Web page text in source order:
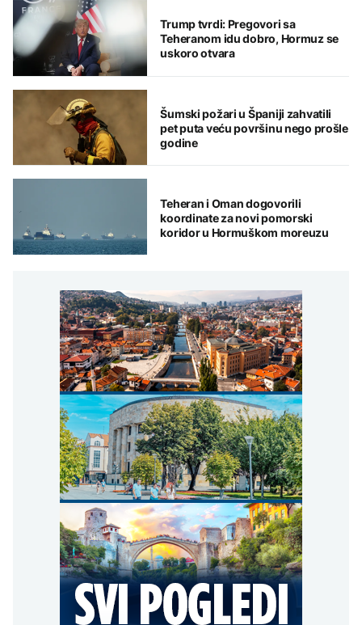
Trump tvrdi: Pregovori sa
Teheranom idu dobro, Hormuz se
uskoro otvara
Šumski požari u Španiji zahvatili
pet puta veću površinu nego prošle
godine
Teheran i Oman dogovorili
koordinate za novi pomorski
koridor u Hormuškom moreuzu